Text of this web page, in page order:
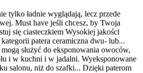
tylko ładnie wyglądają, lecz przede
Must have jeśli chcesz, by Twoja
się ciasteczkiem Wysokiej jakości
patera ceramiczna dwu- lub...
służyć do eksponowania owoców,
i w kuchni i w jadalni. Wyeksponowane
salonu, niż do szafki... Dzięki paterom